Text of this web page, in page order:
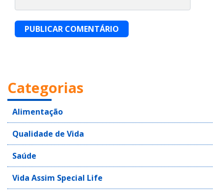
PUBLICAR COMENTÁRIO
Categorias
Alimentação
Qualidade de Vida
Saúde
Vida Assim Special Life